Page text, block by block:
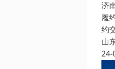
济
履
约
山
24-